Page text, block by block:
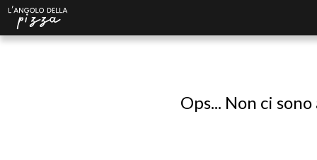
Ops... Non ci